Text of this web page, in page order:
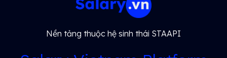
Nền tảng thuộc hệ sinh thái STAAPI